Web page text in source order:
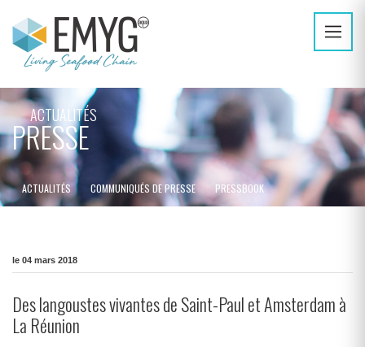
ACTUALITÉS
PRESSE
ACTUALITÉS COMMUNIQUÉS DE PRESSE PRESSBOOK
le 04 mars 2018
Des langoustes vivantes de Saint-Paul et Amsterdam à
La Réunion